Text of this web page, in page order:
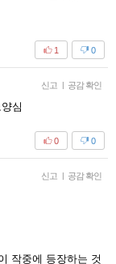
0
1
신고 | 공감 확인
심
0
0
신고 | 공감 확인
작중에 등장하는 것